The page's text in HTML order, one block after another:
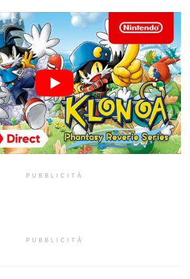
PUBBLICITÀ
PUBBLICITÀ